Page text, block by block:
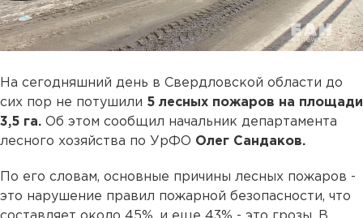
На сегодняшний день в Свердловской области до
сих пор не потушили 5 лесных пожаров на площади
3,5 га. Об этом сообщил начальник департамента
лесного хозяйства по УрФО Олег Сандаков.
По его словам, основные причины лесных пожаров -
это нарушение правил пожарной безопасности, что